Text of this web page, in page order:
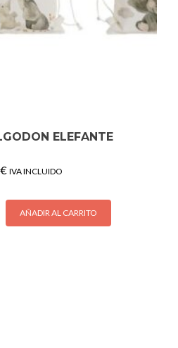
ELEFANTE
€ IVA INCLUIDO
AÑADIR AL CARRITO